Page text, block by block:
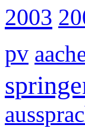
2003
pv